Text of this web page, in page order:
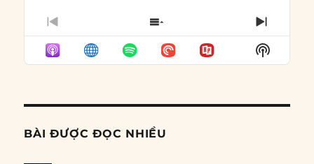
PREVIOUS
EPISODE
SHOW
EPISODES
LIST
NEXT
Show
Podcast
BÀI ĐƯỢC ĐỌC NHIỀU